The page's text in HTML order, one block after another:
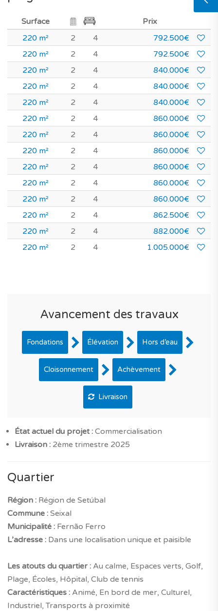
Surface
Prix
220 m²
2 4
792.500€
220 m²
2 4
792.500€
220 m²
2 4
840.000€
220 m²
2 4
840.000€
220 m²
2 4
840.000€
220 m²
2 4
860.000€
220 m²
2 4
860.000€
220 m²
2 4
860.000€
220 m²
2 4
860.000€
220 m²
2 4
860.000€
220 m²
2 4
860.000€
220 m²
2 4
862.500€
220 m²
2 4
882.000€
220 m²
2 4 1.005.000€
Avancement des travaux
Fondations Élévation Hors d’eau
Cloisonnement Achèvement
Livraison
État actuel du projet : Commercialisation
Livraison : 2ème trimestre 2025
Quartier
Région : Région de Setúbal
Commune : Seixal
Municipalité : Fernão Ferro
L’adresse : Dans une localisation unique et paisible
Les atouts du quartier : Au calme, Espaces verts, Golf,
Plage, Écoles, Hôpital, Club de tennis
Caractéristiques : Animé, En bord de mer, Culturel,
Industriel, Transports à proximité